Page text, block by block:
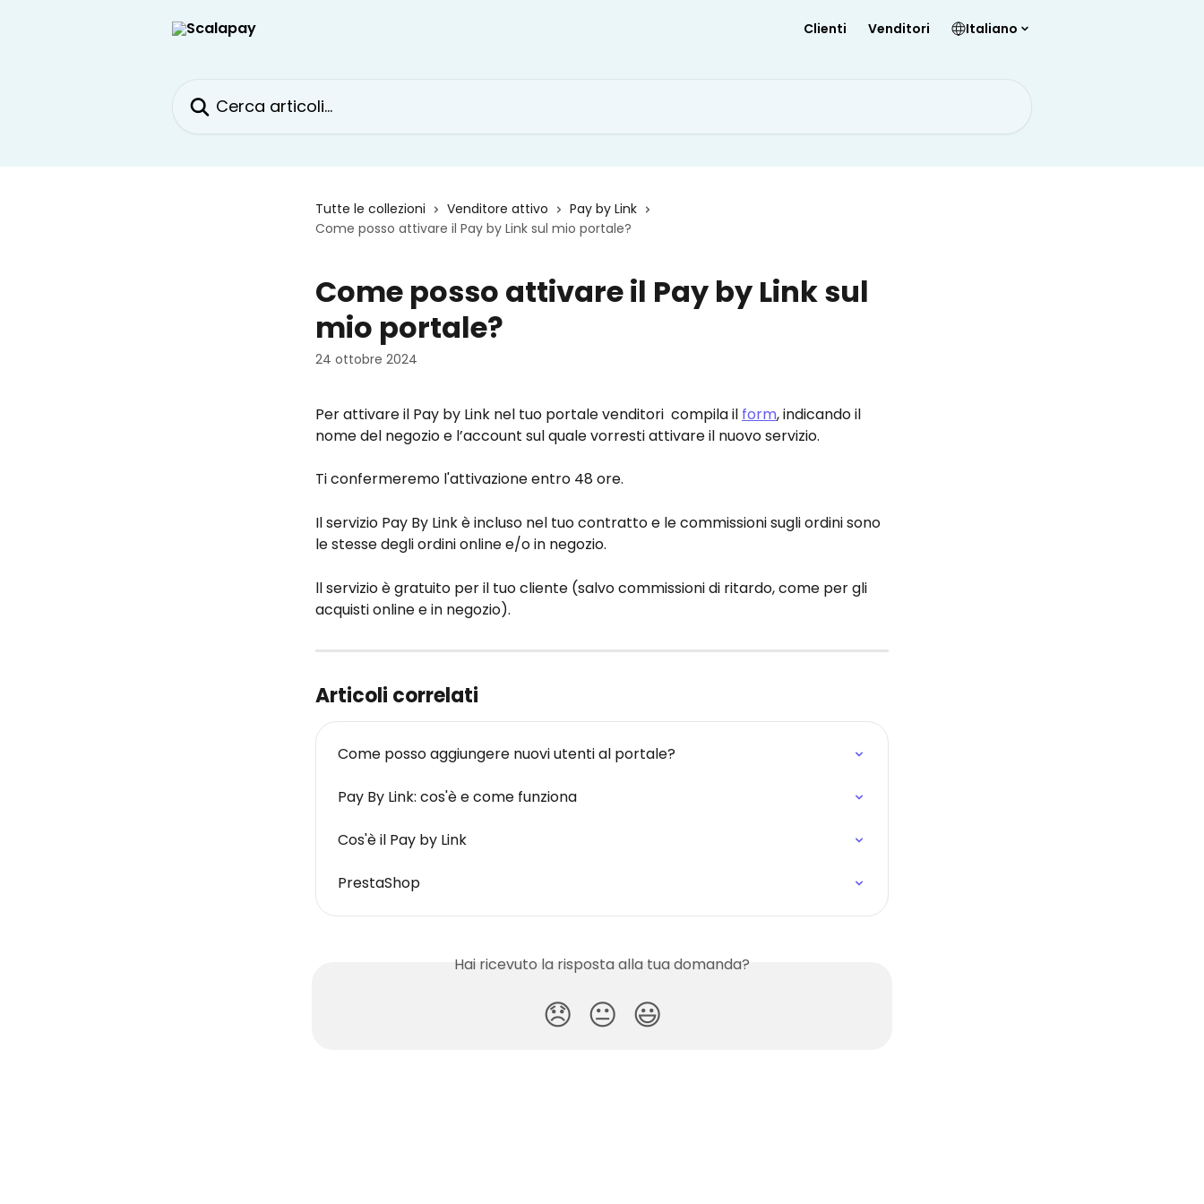
Clienti Venditori Italiano
Tutte le collezioni Venditore attivo
Pay by Link
Come posso attivare il Pay by Link sul mio portale?
Come posso attivare il Pay by Link sul
mio portale?
24 ottobre 2024
Per attivare il Pay by Link nel tuo portale venditori  compila il form, indicando il
nome del negozio e l’account sul quale vorresti attivare il nuovo servizio.
Ti confermeremo l'attivazione entro 48 ore.
Il servizio Pay By Link è incluso nel tuo contratto e le commissioni sugli ordini sono
le stesse degli ordini online e/o in negozio.
ll servizio è gratuito per il tuo cliente (salvo commissioni di ritardo, come per gli
acquisti online e in negozio).
Articoli correlati
Come posso aggiungere nuovi utenti al portale?
Pay By Link: cos'è e come funziona
Cos'è il Pay by Link
PrestaShop
Hai ricevuto la risposta alla tua domanda?
😞 😐 😃